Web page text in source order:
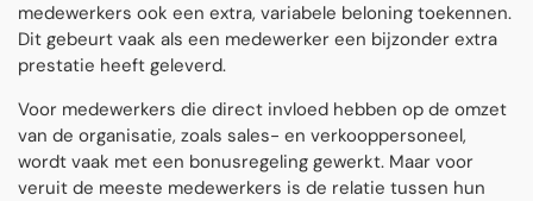
medewerkers ook een extra, variabele beloning toekennen.
Dit gebeurt vaak als een medewerker een bijzonder extra
prestatie heeft geleverd.
Voor medewerkers die direct invloed hebben op de omzet
van de organisatie, zoals sales- en verkooppersoneel,
wordt vaak met een bonusregeling gewerkt. Maar voor
veruit de meeste medewerkers is de relatie tussen hun